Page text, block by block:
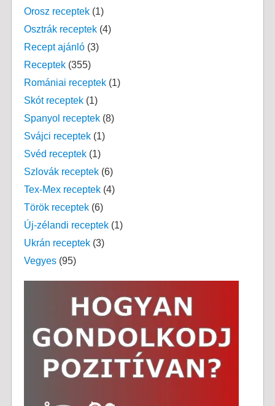
Orosz receptek(1)
Osztrák receptek(4)
Recept ajánló(3)
Receptek(355)
Romániai receptek(1)
Skót receptek(1)
Spanyol receptek(8)
Svájci receptek(1)
Svéd receptek(1)
Szlovák receptek(6)
Tex-Mex receptek(4)
Török receptek(6)
Új-zélandi receptek(1)
Ukrán receptek(3)
Vegyes(95)